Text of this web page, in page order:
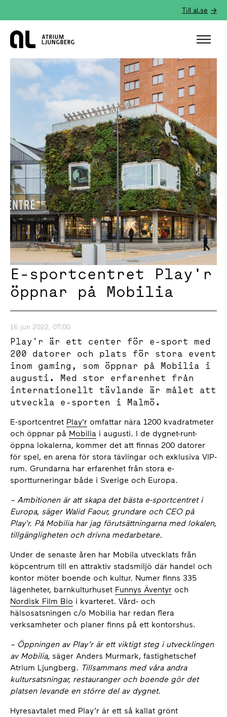
Till al.se
Hem
E-sportcentret Play'r
öppnar på Mobilia
16 jun 2022, 07:00
Play'r är ett center för e-sport med
200 datorer och plats för stora event
inom gaming, som öppnar på Mobilia i
augusti. Med stor erfarenhet från
internationellt tävlande är målet att
utveckla e-sporten i Malmö.
E-sportcentret Play'r omfattar nära 1200 kvadratmeter
och öppnar på Mobilia i augusti. I de dygnet-runt-
öppna lokalerna, kommer det att finnas 200 datorer
för spel, en arena för stora tävlingar och exklusiva VIP-
rum. Grundarna har erfarenhet från stora e-
sportturneringar både i Sverige och Europa.
– Ambitionen är att skapa det bästa e-sportcentret i
Europa, säger Walid Faour, grundare och CEO på
Play'r. På Mobilia har jag förutsättningarna med lokalen,
tillgängligheten och drivna medarbetare.
Under de senaste åren har Mobila utvecklats från
köpcentrum till en attraktiv stadsmiljö där handel och
kontor möter boende och kultur. Numer finns 335
lägenheter, barnkulturhuset Funnys Äventyr och
Nordisk Film Bio i kvarteret. Vård- och
hälsosatsningen c/o Mobilia har redan flera
verksamheter och planer finns på ett kontorshus.
– Öppningen av Play’r är ett viktigt steg i utvecklingen
av Mobilia, säger Anders Murmark, fastighetschef
Atrium Ljungberg. Tillsammans med våra andra
kultursatsningar, restauranger och boende gör det
platsen levande en större del av dygnet.
Hyresavtalet med Play’r är ett så kallat grönt